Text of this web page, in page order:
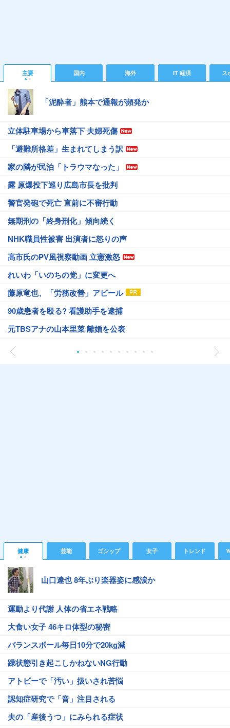
主要 国内 海外 IT 経済 ス
「泥酔者」熊本で通報が頻発か
立体駐車場から車落下 夫婦死傷
「避難所格差」生まれてしまう訳
家の隣が民泊「トラウマなった」
露 原爆投下巡り広島市長を批判
警官発砲で死亡 直前に不審行動
無期刑の「終身刑化」傾向続く
NHK職員性被害 出演者に怒りの声
高市氏のPV風視察動画 立憲激怒
れいわ「いのちの党」に変更へ
藤原竜也、「労務改善」アピール
90歳患者を殴る? 看護助手を逮捕
元TBSアナの山本里菜 離婚を公表
健康 芸能 ゴシップ 女子 トレンド
山口達也 8年ぶり楽器姿に感涙か
運動より代謝 人体の省エネ戦略
大食い女子 46キロ体型の秘密
バランスボール毎日10分で20kg減
躁状態引き起こしかねないNG行動
アトピーで「汚い」扱いされ苦悩
認知症研究で「音」注目される
夫の「産後うつ」にみられる症状